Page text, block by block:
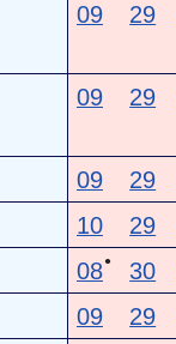
09 29
09 29
09 29
10 29
08● 30
09 29